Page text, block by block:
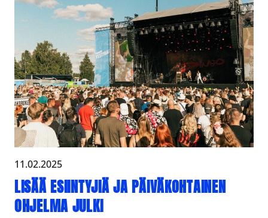
11.02.2025
LISÄÄ ESIINTYJIÄ JA PÄIVÄKOHTAINEN
OHJELMA JULKI